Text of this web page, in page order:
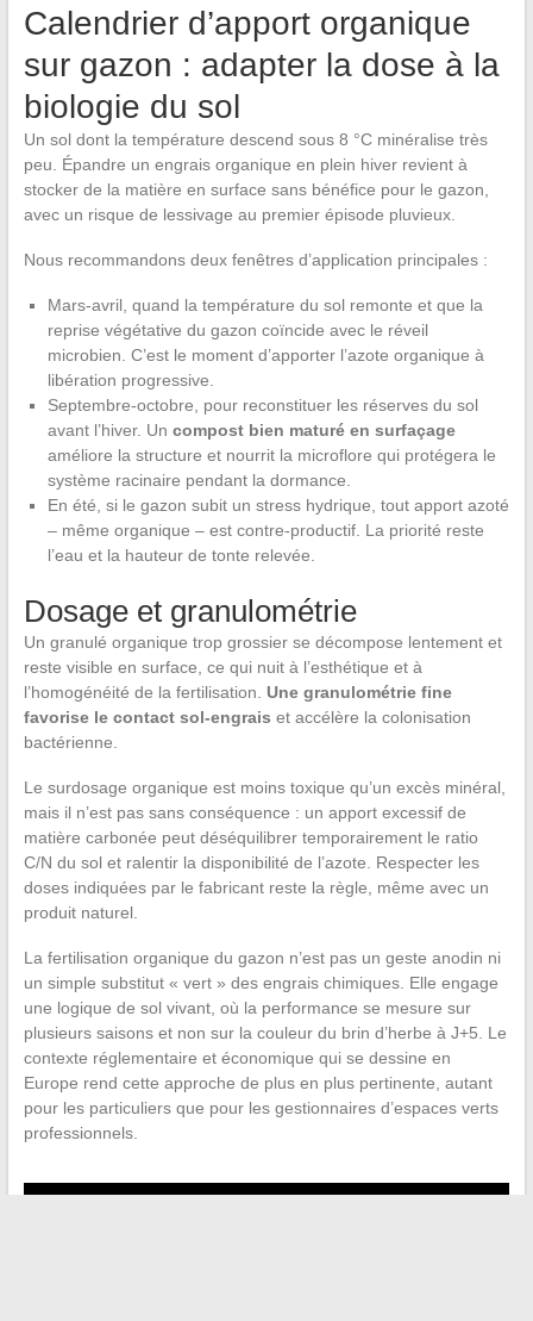
Calendrier d’apport organique
sur gazon : adapter la dose à la
biologie du sol
Un sol dont la température descend sous 8 °C minéralise très
peu. Épandre un engrais organique en plein hiver revient à
stocker de la matière en surface sans bénéfice pour le gazon,
avec un risque de lessivage au premier épisode pluvieux.
Nous recommandons deux fenêtres d’application principales :
Mars-avril, quand la température du sol remonte et que la
reprise végétative du gazon coïncide avec le réveil
microbien. C’est le moment d’apporter l’azote organique à
libération progressive.
Septembre-octobre, pour reconstituer les réserves du sol
avant l’hiver. Un compost bien maturé en surfaçage
améliore la structure et nourrit la microflore qui protégera le
système racinaire pendant la dormance.
En été, si le gazon subit un stress hydrique, tout apport azoté
– même organique – est contre-productif. La priorité reste
l’eau et la hauteur de tonte relevée.
Dosage et granulométrie
Un granulé organique trop grossier se décompose lentement et
reste visible en surface, ce qui nuit à l’esthétique et à
l’homogénéité de la fertilisation. Une granulométrie fine
favorise le contact sol-engrais et accélère la colonisation
bactérienne.
Le surdosage organique est moins toxique qu’un excès minéral,
mais il n’est pas sans conséquence : un apport excessif de
matière carbonée peut déséquilibrer temporairement le ratio
C/N du sol et ralentir la disponibilité de l’azote. Respecter les
doses indiquées par le fabricant reste la règle, même avec un
produit naturel.
La fertilisation organique du gazon n’est pas un geste anodin ni
un simple substitut « vert » des engrais chimiques. Elle engage
une logique de sol vivant, où la performance se mesure sur
plusieurs saisons et non sur la couleur du brin d’herbe à J+5. Le
contexte réglementaire et économique qui se dessine en
Europe rend cette approche de plus en plus pertinente, autant
pour les particuliers que pour les gestionnaires d’espaces verts
professionnels.